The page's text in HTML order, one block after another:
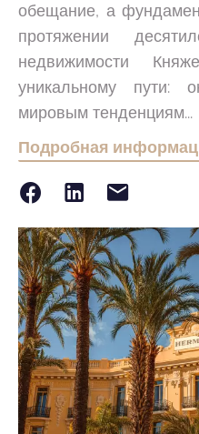
обещание, а
протяжении
недвижимости
уникальному пути:
мировым тенденциям...
Подробная